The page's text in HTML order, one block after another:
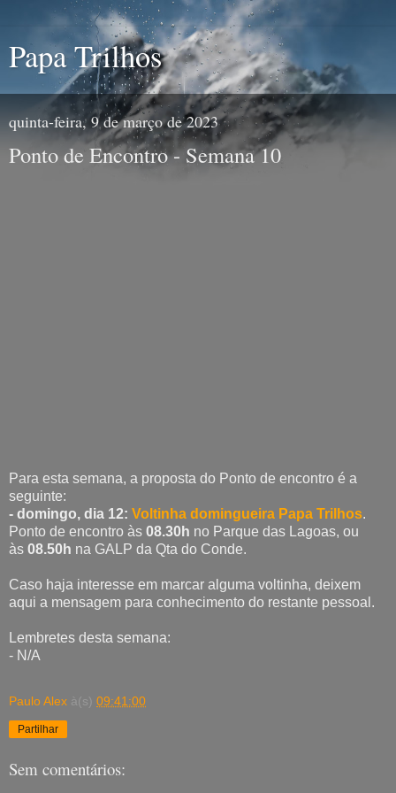
Papa Trilhos
quinta-feira, 9 de março de 2023
Ponto de Encontro - Semana 10
Para esta semana, a proposta do Ponto de encontro é a
seguinte:
- domingo, dia 12: Voltinha domingueira Papa Trilhos.
Ponto de encontro às 08.30h no Parque das Lagoas, ou
às 08.50h na GALP da Qta do Conde.
Caso haja interesse em marcar alguma voltinha, deixem
aqui a mensagem para conhecimento do restante pessoal.
Lembretes desta semana:
- N/A
Paulo Alex à(s) 09:41:00
Partilhar
Sem comentários: